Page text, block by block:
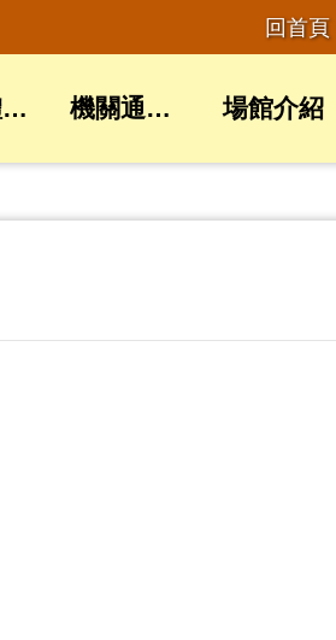
回首頁
認識體育局 機關通訊錄 場館介紹